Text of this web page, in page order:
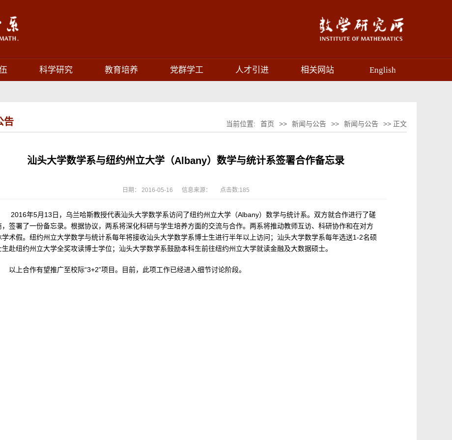
科学研究 教育培养 党群学工 人才引进 相关网站 English
告 当前位置: 首页 >> 新闻与公告 >> 新闻与公告 >> 正文
汕头大学数学系与纽约州立大学（Albany）数学与统计系签署合作备忘录
日期： 2016-05-16 信息来源： 点击数:185
年5月13日，乌兰哈斯教授代表汕头大学数学系访问了纽约州立大学（Albany）数学与统计系。双方就合作进行了磋
，签署了一份备忘录。根据协议，两系将深化科研与学生培养方面的交流与合作。两系将推动教师互访、科研协作和在对方
学术假。纽约州立大学数学与统计系每年将接收汕头大学数学系博士生进行半年以上访问；汕头大学数学系每年选送1-2名硕
生赴纽约州立大学全奖攻读博士学位；汕头大学数学系鼓励本科生前往纽约州立大学就读金融及大数据硕士。
上合作有望推广至校际“3+2”项目。目前，此项工作已经进入细节讨论阶段。